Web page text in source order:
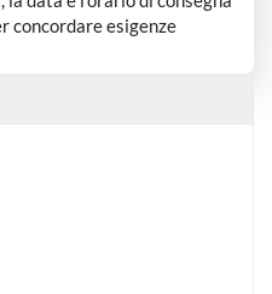
concordare esigenze